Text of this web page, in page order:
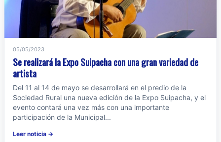
05/05/2023
Se realizará la Expo Suipacha con una gran variedad de
artista
Del 11 al 14 de mayo se desarrollará en el predio de la
Sociedad Rural una nueva edición de la Expo Suipacha, y el
evento contará una vez más con una importante
participación de la Municipal...
Leer noticia →